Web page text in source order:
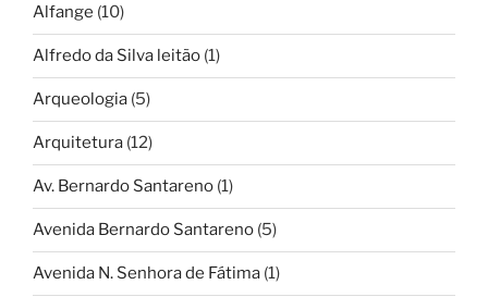
Alfange (10)
Alfredo da Silva leitão (1)
Arqueologia (5)
Arquitetura (12)
Av. Bernardo Santareno (1)
Avenida Bernardo Santareno (5)
Avenida N. Senhora de Fátima (1)